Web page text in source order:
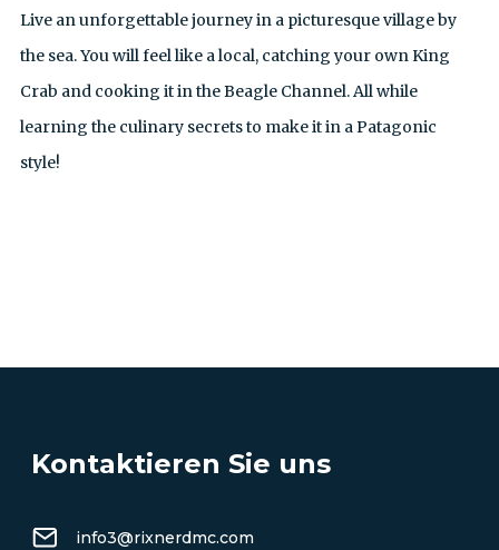
Live an unforgettable journey in a picturesque village by
the sea. You will feel like a local, catching your own King
Crab and cooking it in the Beagle Channel. All while
learning the culinary secrets to make it in a Patagonic
style!
Kontaktieren Sie uns
info3@rixnerdmc.com